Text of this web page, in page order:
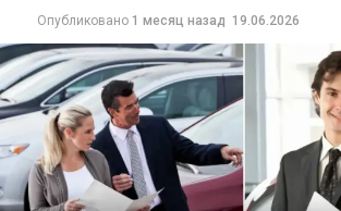
Опубликовано 1 месяц назад 19.06.2026